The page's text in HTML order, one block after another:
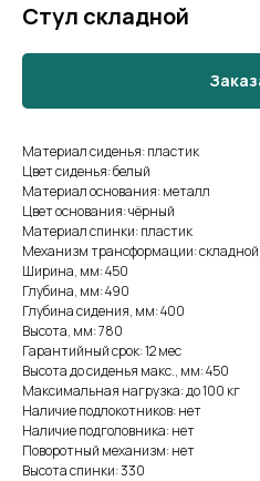
Стул складной
Материал сиденья: пластик
Цвет сиденья: белый
Материал основания: металл
Цвет основания: чёрный
Материал спинки: пластик
Механизм трансформации: складной
Ширина, мм: 450
Глубина, мм: 490
Глубина сидения, мм: 400
Высота, мм: 780
Гарантийный срок: 12 мес
Высота до сиденья макс., мм: 450
Максимальная нагрузка: до 100 кг
Наличие подлокотников: нет
Наличие подголовника: нет
Поворотный механизм: нет
Высота спинки: 330